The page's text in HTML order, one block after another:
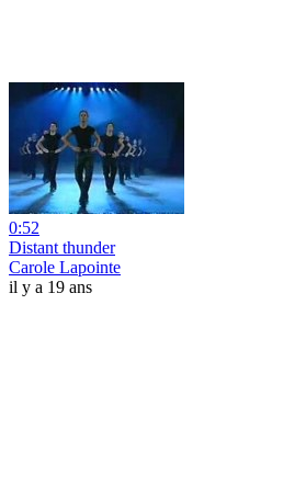
0:52
Distant thunder
Carole Lapointe
il y a 19 ans